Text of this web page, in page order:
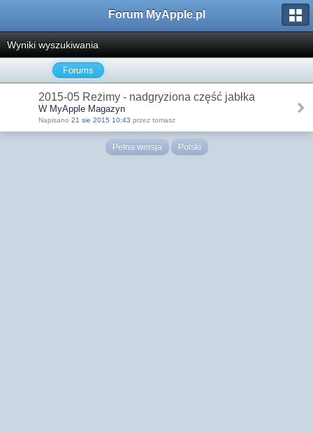
Forum MyApple.pl
Wyniki wyszukiwania
Forums
2015-05 Reżimy - nadgryziona część jabłka
W MyApple Magazyn
Napisano 21 sie 2015 10:43 przez tomasz
Pełna wersja Polski